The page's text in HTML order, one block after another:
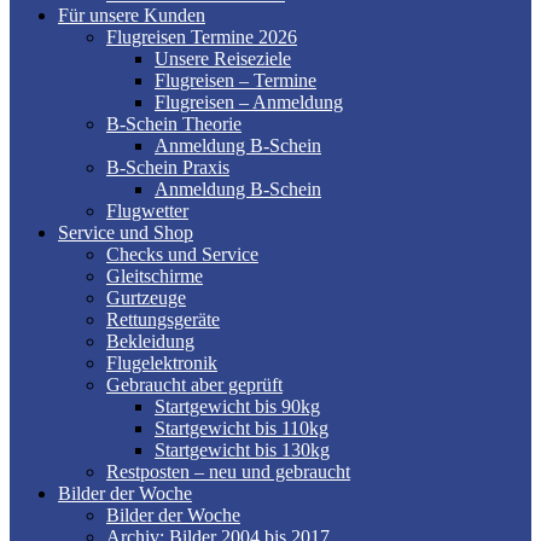
Für unsere Kunden
Flugreisen Termine 2026
Unsere Reiseziele
Flugreisen – Termine
Flugreisen – Anmeldung
B-Schein Theorie
Anmeldung B-Schein
B-Schein Praxis
Anmeldung B-Schein
Flugwetter
Service und Shop
Checks und Service
Gleitschirme
Gurtzeuge
Rettungsgeräte
Bekleidung
Flugelektronik
Gebraucht aber geprüft
Startgewicht bis 90kg
Startgewicht bis 110kg
Startgewicht bis 130kg
Restposten – neu und gebraucht
Bilder der Woche
Bilder der Woche
Archiv: Bilder 2004 bis 2017